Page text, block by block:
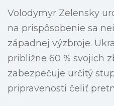
Volodymyr Zelensky
na prispôsobenie sa
západnej výzbroje.
približne 60 % svojich
zabezpečuje určitý
pripravenosti čeliť